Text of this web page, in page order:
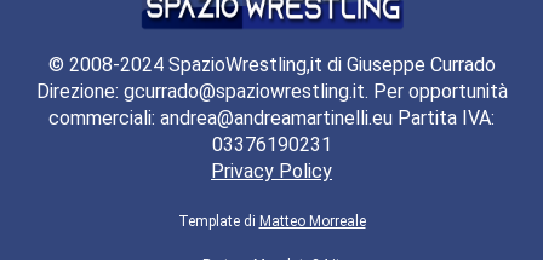
© 2008-2024 SpazioWrestling,it di Giuseppe Currado
Direzione: gcurrado@spaziowrestling.it. Per opportunità
commerciali: andrea@andreamartinelli.eu Partita IVA:
03376190231
Privacy Policy
Template di Matteo Morreale